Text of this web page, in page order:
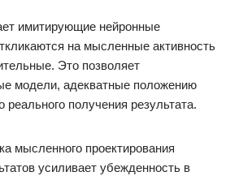
имитирующие нейронные
на мысленные активность
Это позволяет
модели, адекватные положению
получения результата.
мысленного проектирования
усиливает убежденность в